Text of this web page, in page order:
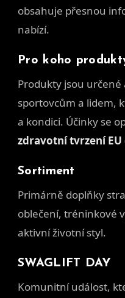
obsahuje přesnou
nabízí.
Pro koho
Produkty jsou
sportovcům a lidem,
a kondici. Účinky se
zdravotní tvrzení EU
Sortiment
Primárně doplňky
oblečení, tréninkové
aktivní životní styl.
SWAGLIFT DAY
Komunitní událost,